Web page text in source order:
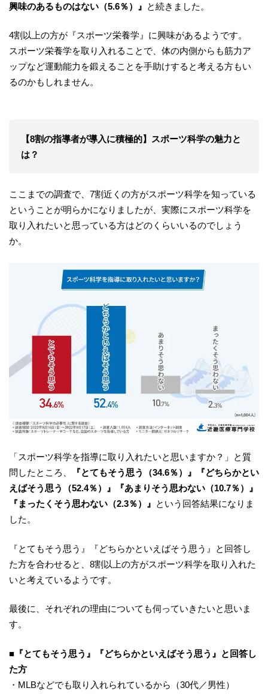
興味のあるものはない（5.6％）』 と続きました。
4割以上の方が『スポーツ栄養学』に興味があるようです。
スポーツ栄養学を取り入れることで、体の内側からも筋力ア
ップなど運動能力を鍛えることを手助けすると考える方もい
るのかもしれません。
【8割の指導者が導入に積極的】スポーツ科学の魅力と
は？
ここまでの調査で、7割近くの方がスポーツ科学を知っている
ということが明らかになりましたが、実際にスポーツ科学を
取り入れたいと思っている方はどのくらいいるのでしょう
か。
「スポーツ科学を指導に取り入れたいと思いますか？」と質
問したところ、
『とてもそう思う（34.6％）』『どちらかとい
えばそう思う（52.4％）』
『あまりそう思わない（10.7％）』
『まったくそう思わない（2.3％）』 という回答結果になりま
した。
『とてもそう思う』『どちらかといえばそう思う』と回答し
た方を合わせると、8割以上の方がスポーツ科学を取り入れた
いと考えているようです。
最後に、それぞれの理由についても伺っていきたいと思いま
す。
■『とてもそう思う』『どちらかといえばそう思う』と回答し
た方
・MLBなどでも取り入れられているから（30代／男性）